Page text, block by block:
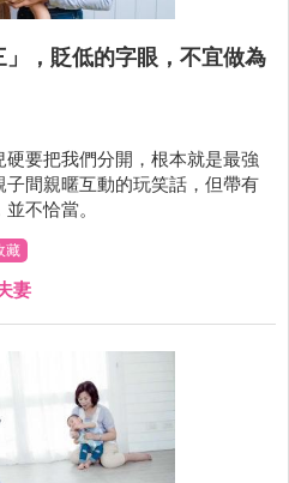
，貶低的字眼，不宜做為
硬要把我們分開，根本就是最強
間親暱互動的玩笑話，但帶有
不恰當。
藏
妻